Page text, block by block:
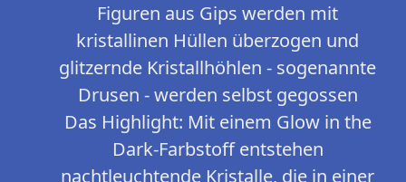
Figuren aus Gips werden mit
kristallinen Hüllen überzogen und
glitzernde Kristallhöhlen - sogenannte
Drusen - werden selbst gegossen
Das Highlight: Mit einem Glow in the
Dark-Farbstoff entstehen
nachtleuchtende Kristalle, die in einer